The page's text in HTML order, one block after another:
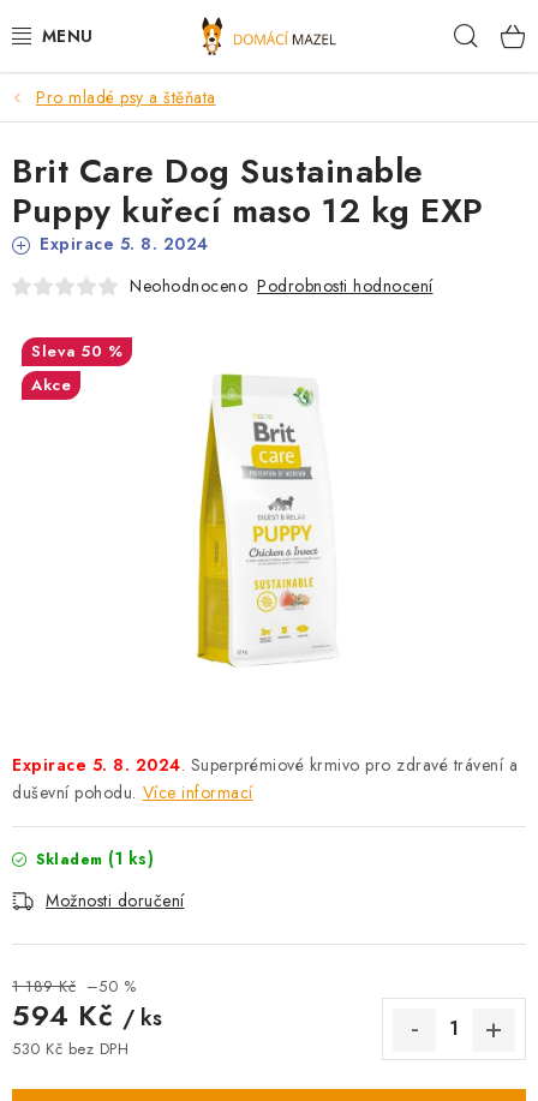
na
DOPORUČUJEME
VÝPRODEJ SKLADU
PSI
KOČKY
KONĚ
DOPRAVA PO OSTRAVĚ, HLUČÍNĚ A OKOLÍ
Kontakt Možnosti dopravy
Obchodní podmínky
Pro mladé psy a štěňata
Expirace 5. 8. 2024. Superprémiové krmivo pro zdravé trávení a
duševní pohodu. Více informací
Skladem (1 ks)
Možnosti doručení
1 189 Kč –50 %
594 Kč / ks
530 Kč bez DPH
Brit Care Dog Sustainable
Puppy kuřecí maso 12 kg EXP
Expirace 5. 8. 2024
Neohodnoceno Podrobnosti hodnocení
50 %
Akce